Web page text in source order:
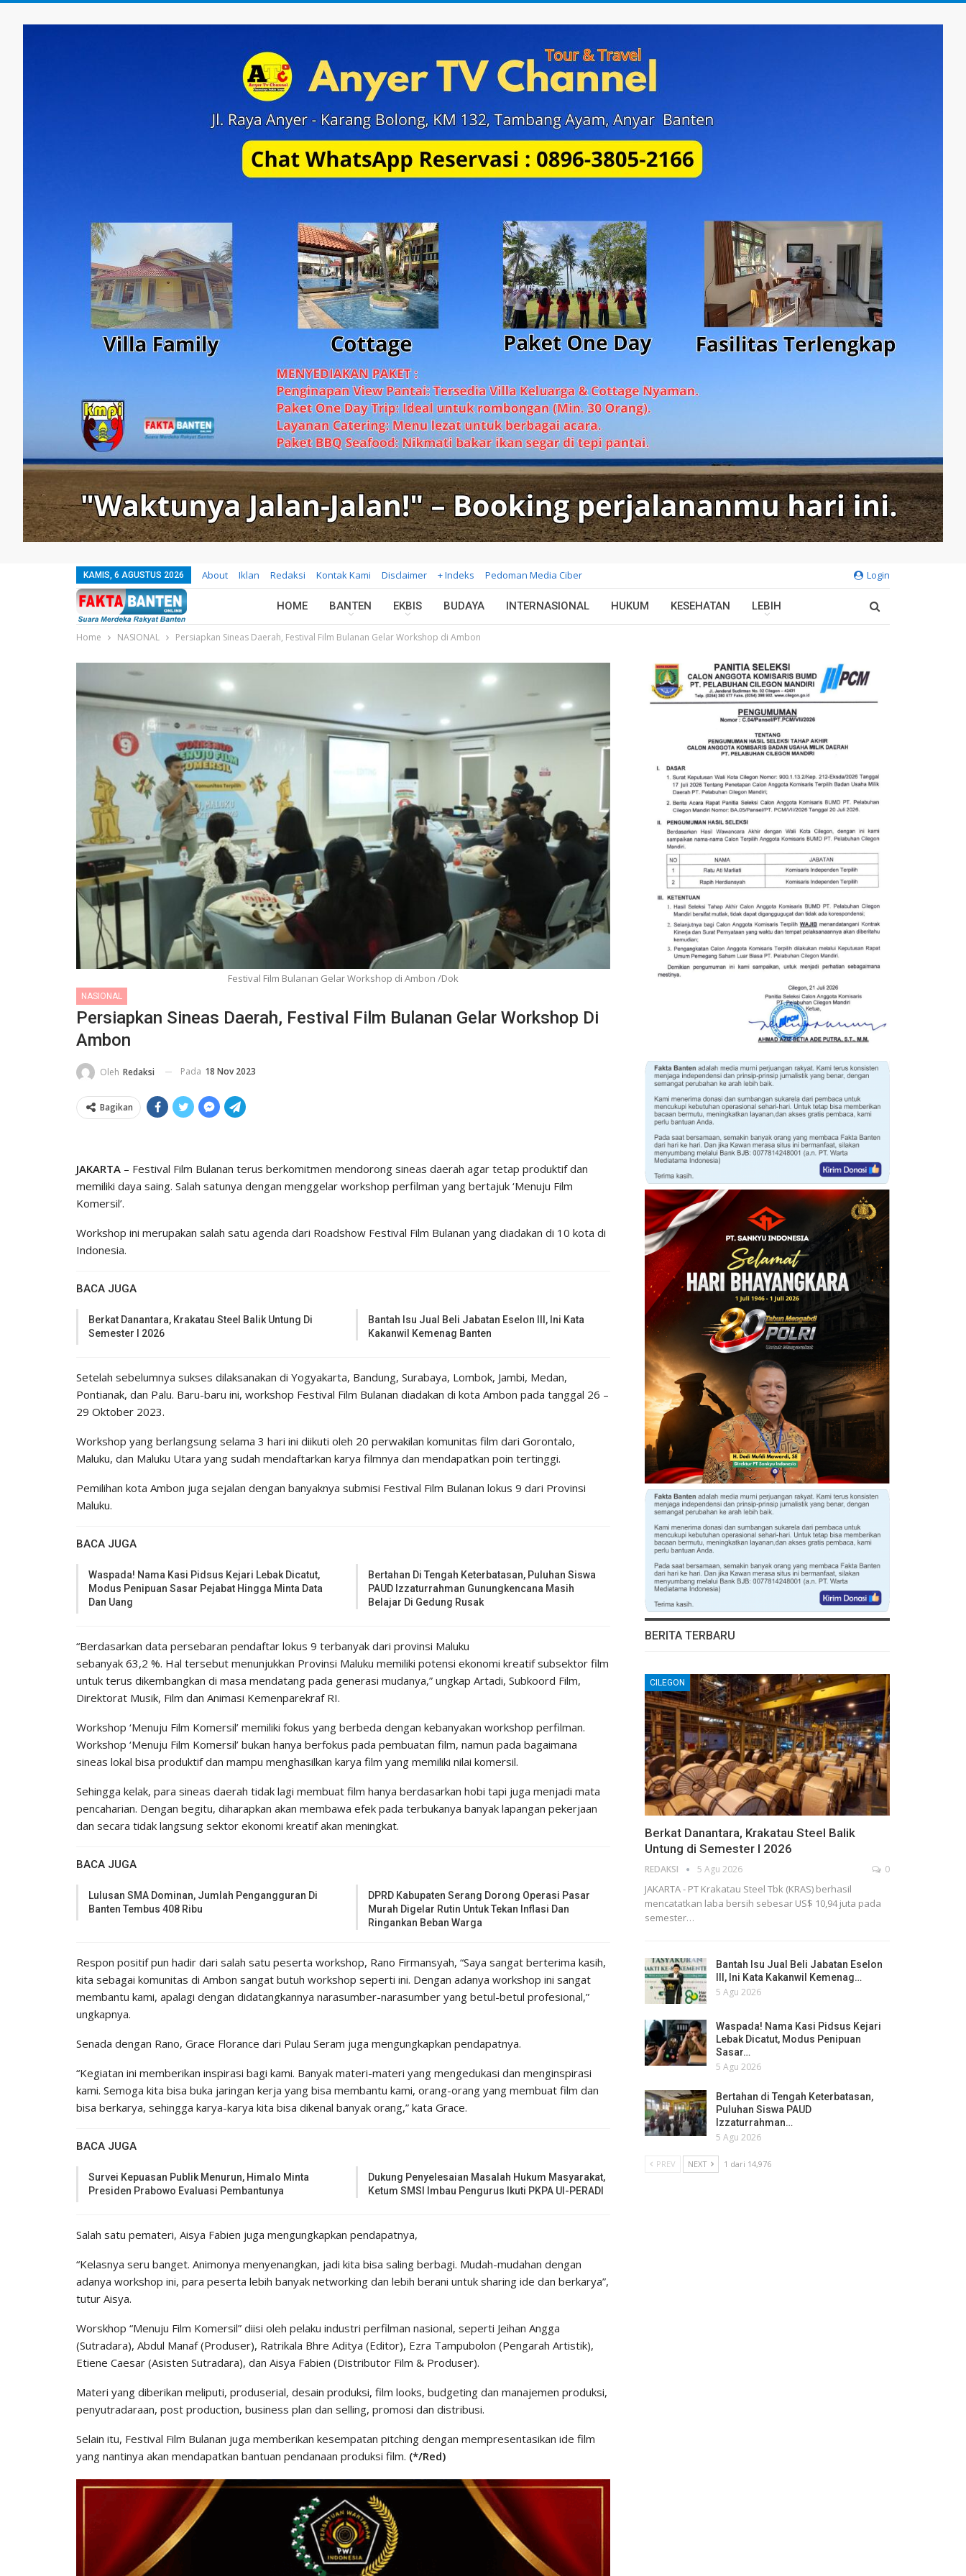
Login
KAMIS, 6 AGUSTUS 2026 About Iklan Redaksi Kontak Kami Disclaimer + Indeks Pedoman Media Ciber
HOME BANTEN EKBIS BUDAYA INTERNASIONAL HUKUM KESEHATAN LEBIH
Home NASIONAL Persiapkan Sineas Daerah, Festival Film Bulanan Gelar Workshop di Ambon
Festival Film Bulanan Gelar Workshop di Ambon /Dok
NASIONAL
Persiapkan Sineas Daerah, Festival Film Bulanan Gelar Workshop Di
Ambon
Oleh Redaksi Pada 18 Nov 2023
Bagikan
JAKARTA – Festival Film Bulanan terus berkomitmen mendorong sineas daerah agar tetap produktif dan
memiliki daya saing. Salah satunya dengan menggelar workshop perfilman yang bertajuk ‘Menuju Film
Komersil’.
Workshop ini merupakan salah satu agenda dari Roadshow Festival Film Bulanan yang diadakan di 10 kota di
Indonesia.
BACA JUGA
Berkat Danantara, Krakatau Steel Balik Untung Di
Semester I 2026
Bantah Isu Jual Beli Jabatan Eselon III, Ini Kata
Kakanwil Kemenag Banten
Setelah sebelumnya sukses dilaksanakan di Yogyakarta, Bandung, Surabaya, Lombok, Jambi, Medan,
Pontianak, dan Palu. Baru-baru ini, workshop Festival Film Bulanan diadakan di kota Ambon pada tanggal 26 –
29 Oktober 2023.
Workshop yang berlangsung selama 3 hari ini diikuti oleh 20 perwakilan komunitas film dari Gorontalo,
Maluku, dan Maluku Utara yang sudah mendaftarkan karya filmnya dan mendapatkan poin tertinggi.
Pemilihan kota Ambon juga sejalan dengan banyaknya submisi Festival Film Bulanan lokus 9 dari Provinsi
Maluku.
BACA JUGA
Waspada! Nama Kasi Pidsus Kejari Lebak Dicatut,
Modus Penipuan Sasar Pejabat Hingga Minta Data
Dan Uang
Bertahan Di Tengah Keterbatasan, Puluhan Siswa
PAUD Izzaturrahman Gunungkencana Masih
Belajar Di Gedung Rusak
“Berdasarkan data persebaran pendaftar lokus 9 terbanyak dari provinsi Maluku
sebanyak 63,2 %. Hal tersebut menunjukkan Provinsi Maluku memiliki potensi ekonomi kreatif subsektor film
untuk terus dikembangkan di masa mendatang pada generasi mudanya,” ungkap Artadi, Subkoord Film,
Direktorat Musik, Film dan Animasi Kemenparekraf RI.
Workshop ‘Menuju Film Komersil’ memiliki fokus yang berbeda dengan kebanyakan workshop perfilman.
Workshop ‘Menuju Film Komersil’ bukan hanya berfokus pada pembuatan film, namun pada bagaimana
sineas lokal bisa produktif dan mampu menghasilkan karya film yang memiliki nilai komersil.
Sehingga kelak, para sineas daerah tidak lagi membuat film hanya berdasarkan hobi tapi juga menjadi mata
pencaharian. Dengan begitu, diharapkan akan membawa efek pada terbukanya banyak lapangan pekerjaan
dan secara tidak langsung sektor ekonomi kreatif akan meningkat.
BACA JUGA
Lulusan SMA Dominan, Jumlah Pengangguran Di
Banten Tembus 408 Ribu
DPRD Kabupaten Serang Dorong Operasi Pasar
Murah Digelar Rutin Untuk Tekan Inflasi Dan
Ringankan Beban Warga
Respon positif pun hadir dari salah satu peserta workshop, Rano Firmansyah, “Saya sangat berterima kasih,
kita sebagai komunitas di Ambon sangat butuh workshop seperti ini. Dengan adanya workshop ini sangat
membantu kami, apalagi dengan didatangkannya narasumber-narasumber yang betul-betul profesional,”
ungkapnya.
Senada dengan Rano, Grace Florance dari Pulau Seram juga mengungkapkan pendapatnya.
“Kegiatan ini memberikan inspirasi bagi kami. Banyak materi-materi yang mengedukasi dan menginspirasi
kami. Semoga kita bisa buka jaringan kerja yang bisa membantu kami, orang-orang yang membuat film dan
bisa berkarya, sehingga karya-karya kita bisa dikenal banyak orang,” kata Grace.
BACA JUGA
Survei Kepuasan Publik Menurun, Himalo Minta
Presiden Prabowo Evaluasi Pembantunya
Dukung Penyelesaian Masalah Hukum Masyarakat,
Ketum SMSI Imbau Pengurus Ikuti PKPA UI-PERADI
Salah satu pemateri, Aisya Fabien juga mengungkapkan pendapatnya,
“Kelasnya seru banget. Animonya menyenangkan, jadi kita bisa saling berbagi. Mudah-mudahan dengan
adanya workshop ini, para peserta lebih banyak networking dan lebih berani untuk sharing ide dan berkarya”,
tutur Aisya.
Worskhop “Menuju Film Komersil” diisi oleh pelaku industri perfilman nasional, seperti Jeihan Angga
(Sutradara), Abdul Manaf (Produser), Ratrikala Bhre Aditya (Editor), Ezra Tampubolon (Pengarah Artistik),
Etiene Caesar (Asisten Sutradara), dan Aisya Fabien (Distributor Film & Produser).
Materi yang diberikan meliputi, produserial, desain produksi, film looks, budgeting dan manajemen produksi,
penyutradaraan, post production, business plan dan selling, promosi dan distribusi.
Selain itu, Festival Film Bulanan juga memberikan kesempatan pitching dengan mempresentasikan ide film
yang nantinya akan mendapatkan bantuan pendanaan produksi film. (*/Red)
BERITA TERBARU
CILEGON
Berkat Danantara, Krakatau Steel Balik
Untung di Semester I 2026
REDAKSI 5 Agu 2026 0
JAKARTA - PT Krakatau Steel Tbk (KRAS) berhasil
mencatatkan laba bersih sebesar US$ 10,94 juta pada
semester…
Bantah Isu Jual Beli Jabatan Eselon
III, Ini Kata Kakanwil Kemenag…
5 Agu 2026
Waspada! Nama Kasi Pidsus Kejari
Lebak Dicatut, Modus Penipuan
Sasar…
5 Agu 2026
Bertahan di Tengah Keterbatasan,
Puluhan Siswa PAUD
Izzaturrahman…
5 Agu 2026
PREV NEXT 1 dari 14,976